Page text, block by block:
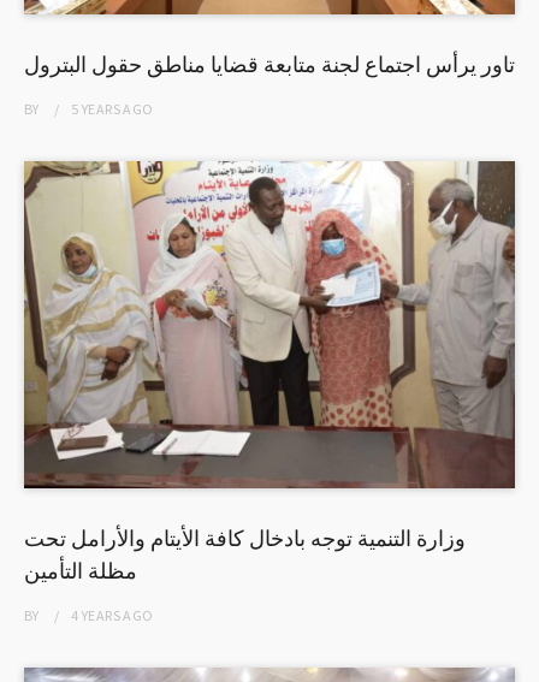
تاور يرأس اجتماع لجنة متابعة قضايا مناطق حقول البترول
BY 5 YEARSAGO
وزارة التنمية توجه بادخال كافة الأيتام والأرامل تحت
مظلة التأمين
BY 4 YEARSAGO